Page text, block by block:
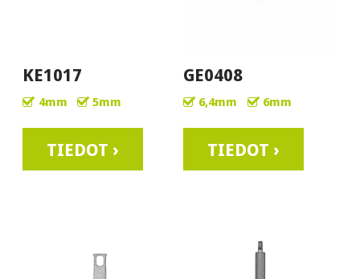
KE1017
4mm 5mm
TIEDOT ›
GE0408
6,4mm 6mm
TIEDOT ›